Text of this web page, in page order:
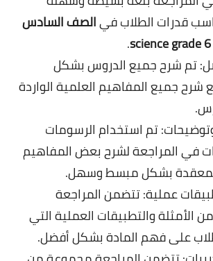
قدرات الطلاب فيالصف السادس
.
تم شرح جميع الدروس بشكل
جميع المفاهيم العلمية الواردة
تم استخدام الرسومات
في المراجعة لشرح بعض المفاهيم
بشكل مبسط وسهل.
عملية: تتضمن المراجعة
الأمثلة والتطبيقات العملية التي
على فهم المادة بشكل أفضل.